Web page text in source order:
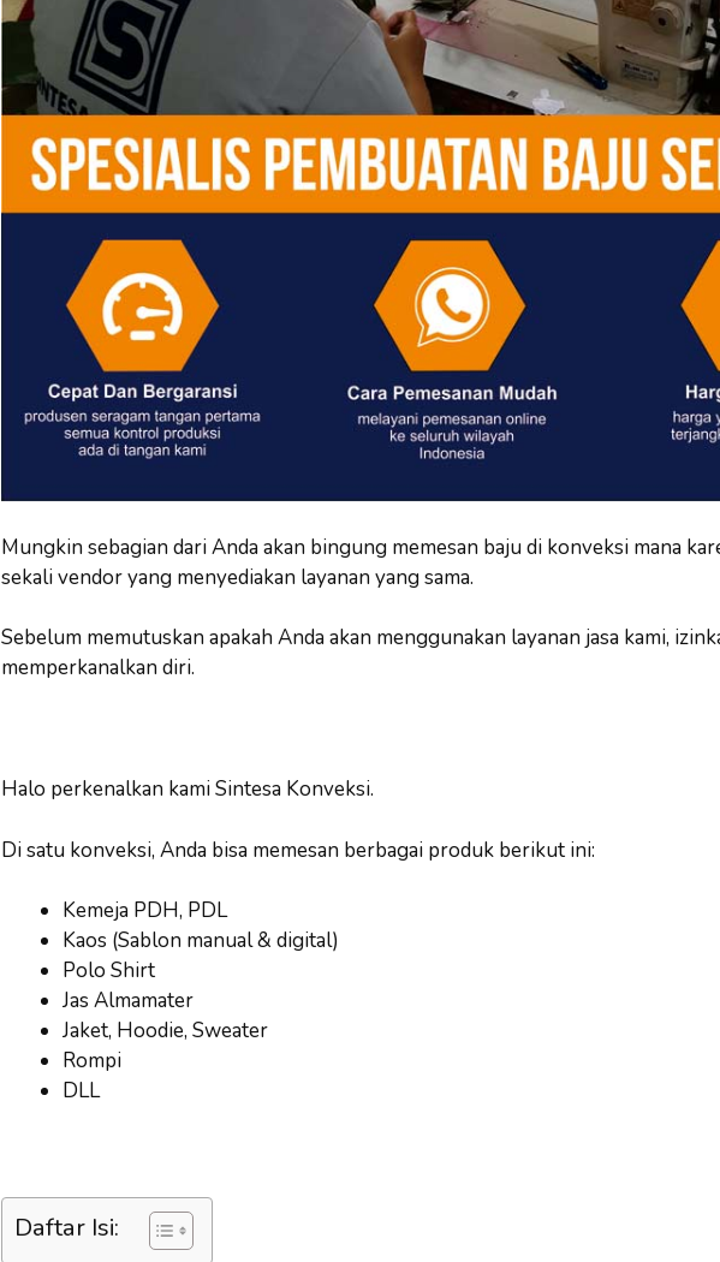
Mungkin sebagian dari Anda akan bingung memesan baju di konveksi mana
sekali vendor yang menyediakan layanan yang sama.
Sebelum memutuskan apakah Anda akan menggunakan layanan jasa kami,
memperkanalkan diri.
Halo perkenalkan kami Sintesa Konveksi.
Di satu konveksi, Anda bisa memesan berbagai produk berikut ini:
Kemeja PDH, PDL
Kaos (Sablon manual & digital)
Polo Shirt
Jas Almamater
Jaket, Hoodie, Sweater
Rompi
DLL
Daftar Isi: